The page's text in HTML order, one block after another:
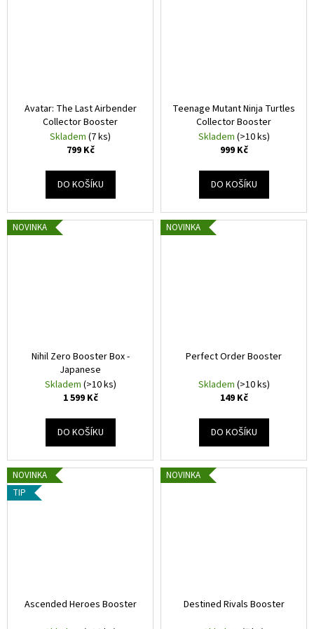
Avatar: The Last Airbender
Collector Booster
Skladem (7 ks)
799 Kč
DO KOŠÍKU
Teenage Mutant Ninja Turtles
Collector Booster
Skladem (>10 ks)
999 Kč
DO KOŠÍKU
NOVINKA
Nihil Zero Booster Box -
Japanese
Skladem (>10 ks)
1 599 Kč
DO KOŠÍKU
NOVINKA
Perfect Order Booster
Skladem (>10 ks)
149 Kč
DO KOŠÍKU
NOVINKA
TIP
Ascended Heroes Booster
NOVINKA
Destined Rivals Booster